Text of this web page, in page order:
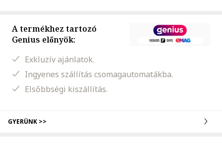
A termékhez tartozó
Genius előnyök:
Exkluzív ajánlatok.
Ingyenes szállítás csomagautomatákba.
Elsőbbségi kiszállítás.
GYERÜNK >>